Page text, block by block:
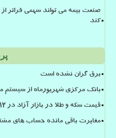
صنعت بیمه می تواند سهمی فراتر
کند
برق گران نشده است
بانک مرکزی شهریورماه از سیستم
قیمت سکه و طلا در بازار آزاد در ۱۲ مرداد ۱۴۰۵
مغایرت باقی مانده حساب های مشتریان تا 17 مرداد